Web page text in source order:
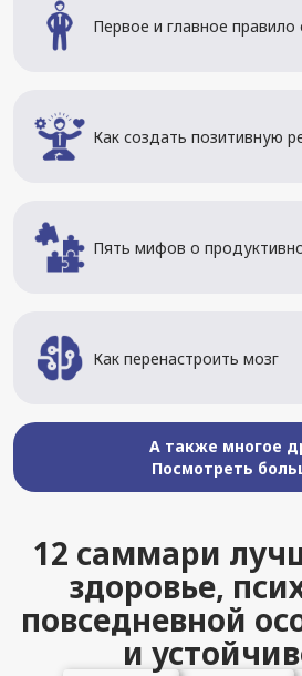
Первое и главное правило
Как создать позитивную
Пять мифов о
Как перенастроить мозг
А также многое
Посмотреть
12 саммари
здоровье,
повседневной
и